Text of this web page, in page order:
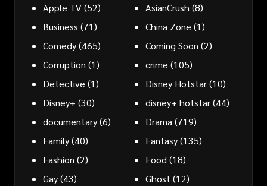
Apple TV(52) AsianCrush (8)
Business (71) China Zone (1)
Comedy(465) Coming Soon (2)
Corruption (1) crime (105)
Detective (1) Disney Hotstar(10)
Disney+ (30) disney+ hotstar(44)
documentary(6) Drama (719)
Family(40) Fantasy(135)
Fashion (2) Food (18)
Gay(43) Ghost (12)